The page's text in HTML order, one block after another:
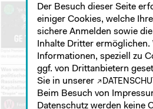
Der Besuch dieser Seite
einiger Cookies, welche
sichere Anmelden sowie
Inhalte Dritter ermöglichen.
Informationen, speziell zu
ggf. von Drittanbietern
Sie in unserer
Beim Besuch von
Datenschutz werden keine